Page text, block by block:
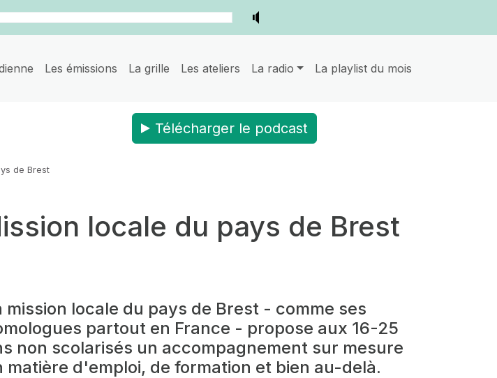
Les émissions La grille Les ateliers La radio La playlist du mois
Télécharger le podcast
de Brest
locale du pays de Brest
mission locale du pays de Brest - comme ses
partout en France - propose aux 16-25
non scolarisés un accompagnement sur mesure
matière d'emploi, de formation et bien au-delà.